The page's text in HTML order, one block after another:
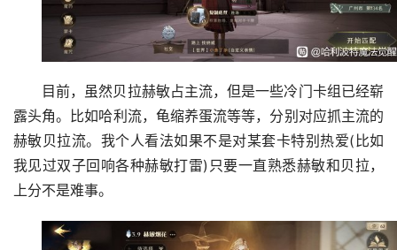
目前，虽然贝拉赫敏占主流，但是一些冷门卡组已经崭
露头角。比如哈利流，龟缩养蛋流等等，分别对应抓主流的
赫敏贝拉流。我个人看法如果不是对某套卡特别热爱(比如
我见过双子回响各种赫敏打雷)只要一直熟悉赫敏和贝拉，
上分不是难事。